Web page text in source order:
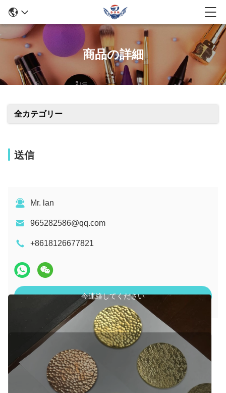
商品の詳細
全カテゴリー
送信
Mr. lan
965282586@qq.com
+8618126677821
今連絡してください